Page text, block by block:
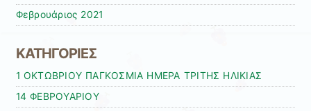
Φεβρουάριος 2021
ΚΑΤΗΓΟΡΙΕΣ
1 ΟΚΤΩΒΡΙΟΥ ΠΑΓΚΟΣΜΙΑ ΗΜΕΡΑ ΤΡΙΤΗΣ ΗΛΙΚΙΑΣ
14 ΦΕΒΡΟΥΑΡΙΟΥ